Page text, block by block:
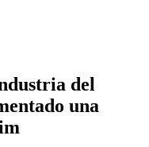
del
una